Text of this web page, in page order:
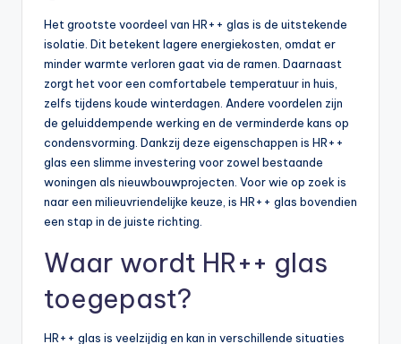
Het grootste voordeel van HR++ glas is de uitstekende
isolatie. Dit betekent lagere energiekosten, omdat er
minder warmte verloren gaat via de ramen. Daarnaast
zorgt het voor een comfortabele temperatuur in huis,
zelfs tijdens koude winterdagen. Andere voordelen zijn
de geluiddempende werking en de verminderde kans op
condensvorming. Dankzij deze eigenschappen is HR++
glas een slimme investering voor zowel bestaande
woningen als nieuwbouwprojecten. Voor wie op zoek is
naar een milieuvriendelijke keuze, is HR++ glas bovendien
een stap in de juiste richting.
Waar wordt HR++ glas
toegepast?
HR++ glas is veelzijdig en kan in verschillende situaties